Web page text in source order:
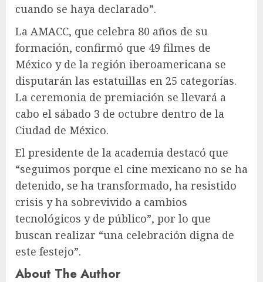
cuando se haya declarado”.
La AMACC, que celebra 80 años de su
formación, confirmó que 49 filmes de
México y de la región iberoamericana se
disputarán las estatuillas en 25 categorías.
La ceremonia de premiación se llevará a
cabo el sábado 3 de octubre dentro de la
Ciudad de México.
El presidente de la academia destacó que
“seguimos porque el cine mexicano no se ha
detenido, se ha transformado, ha resistido
crisis y ha sobrevivido a cambios
tecnológicos y de público”, por lo que
buscan realizar “una celebración digna de
este festejo”.
About The Author